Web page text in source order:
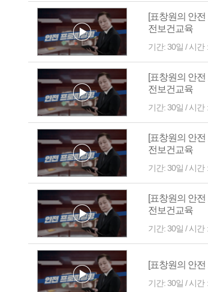
[표창원의 안
전보건교육
기간: 30일 / 시간
[표창원의 안
전보건교육
기간: 30일 / 시간
[표창원의 안
전보건교육
기간: 30일 / 시간
[표창원의 안
전보건교육
기간: 30일 / 시간
[표창원의 안
기간: 30일 / 시간